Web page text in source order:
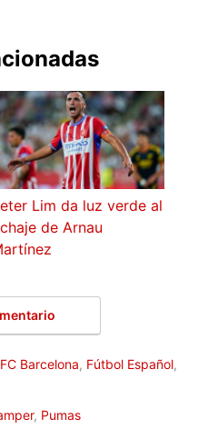
Lim da luz verde al
de Arnau
FC Barcelona, Fútbol Español,
, Pumas